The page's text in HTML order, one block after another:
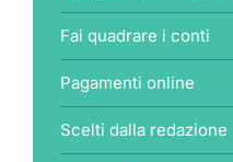
Fai quadrare i conti
Pagamenti online
Scelti dalla redazione